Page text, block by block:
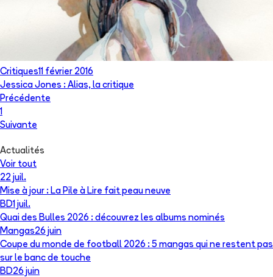
Critiques11 février 2016
Jessica Jones : Alias, la critique
Précédente
1
Suivante
Actualités
Voir tout
22 juil.
Mise à jour : La Pile à Lire fait peau neuve
BD1 juil.
Quai des Bulles 2026 : découvrez les albums nominés
Mangas26 juin
Coupe du monde de football 2026 : 5 mangas qui ne restent pas
sur le banc de touche
BD26 juin